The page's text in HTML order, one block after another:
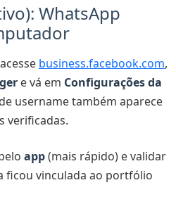
WhatsApp
business.facebook.com,
e vá em Configurações da
username também aparece
verificadas.
app(mais rápido) e validar
ficou vinculada ao portfólio